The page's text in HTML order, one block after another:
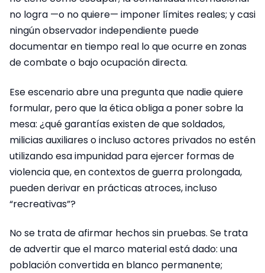
no logra —o no quiere— imponer límites reales; y casi
ningún observador independiente puede
documentar en tiempo real lo que ocurre en zonas
de combate o bajo ocupación directa.
Ese escenario abre una pregunta que nadie quiere
formular, pero que la ética obliga a poner sobre la
mesa: ¿qué garantías existen de que soldados,
milicias auxiliares o incluso actores privados no estén
utilizando esa impunidad para ejercer formas de
violencia que, en contextos de guerra prolongada,
pueden derivar en prácticas atroces, incluso
“recreativas”?
No se trata de afirmar hechos sin pruebas. Se trata
de advertir que el marco material está dado: una
población convertida en blanco permanente;